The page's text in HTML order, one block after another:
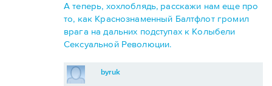
А теперь, хохлоблядь, расскажи нам еще про
то, как Краснознаменный Балтфлот громил
врага на дальних подступах к Колыбели
Сексуальной Революции.
byruk